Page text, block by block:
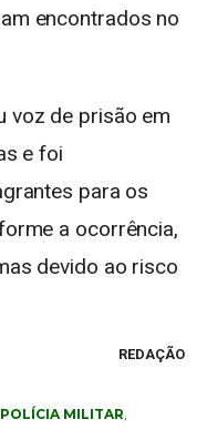
encontrados no
voz de prisão em
e foi
para os
a ocorrência,
devido ao risco
REDAÇÃO
POLÍCIA MILITAR,